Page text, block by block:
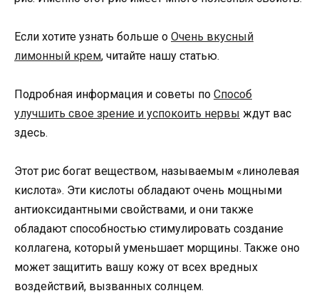
Если хотите узнать больше о Очень вкусный
лимонный крем, читайте нашу статью.
Подробная информация и советы по Способ
улучшить свое зрение и успокоить нервы ждут вас
здесь.
Этот рис богат веществом, называемым «линолевая
кислота». Эти кислоты обладают очень мощными
антиоксидантными свойствами, и они также
обладают способностью стимулировать создание
коллагена, который уменьшает морщины. Также оно
может защитить вашу кожу от всех вредных
воздействий, вызванных солнцем.